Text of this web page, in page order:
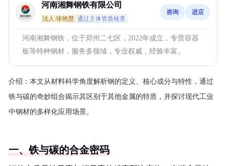
河南湘舞钢铁有限公司
法人:张艳慧 通过主体资质核查
咨询 进店
河南湘舞钢铁，位于郑州二七区，2022年成立，专营容器
板等特种钢材，服务多领域，专业权威，经验丰富。
介绍： 本文从材料科学角度解析钢的定义、核心成分与特性，通过
铁与碳的奇妙组合揭示其区别于其他金属的特质，并探讨现代工业
中钢材的多样化应用场景。
一、铁与碳的合金密码